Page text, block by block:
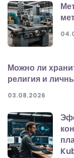
Можно ли
религия и
03.08.2026